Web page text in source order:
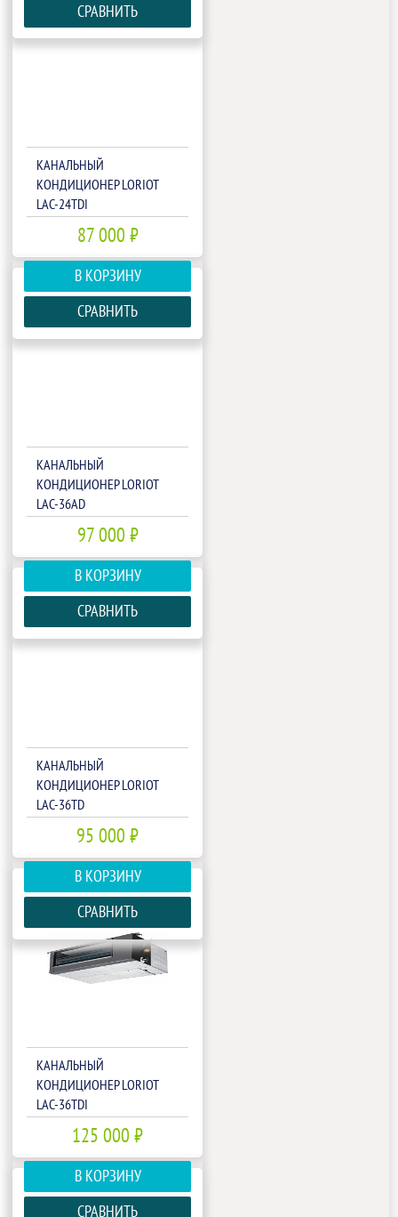
СРАВНИТЬ
КАНАЛЬНЫЙ
КОНДИЦИОНЕР LORIOT
LAC-24TDI
87 000 ₽
В КОРЗИНУ
СРАВНИТЬ
КАНАЛЬНЫЙ
КОНДИЦИОНЕР LORIOT
LAC-36AD
97 000 ₽
В КОРЗИНУ
СРАВНИТЬ
КАНАЛЬНЫЙ
КОНДИЦИОНЕР LORIOT
LAC-36TD
95 000 ₽
В КОРЗИНУ
СРАВНИТЬ
КАНАЛЬНЫЙ
КОНДИЦИОНЕР LORIOT
LAC-36TDI
125 000 ₽
В КОРЗИНУ
СРАВНИТЬ